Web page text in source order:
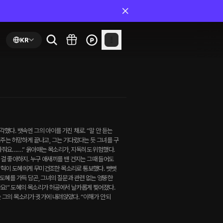
KR
했다. 뱃속엔 그의 아이를 가진 채로. “말 안 듣는
는 허망하게 끝나고, 그는 기다렸다는 듯 그녀를 구
줘요…….” 옭아매는 목소리가, 지독히도 위험했다.
좋아하지. 누구 애새끼를 밴 건지는 그때 들어도
이 도혜에게 무미건조한 목소리로 통보했다. 뻣뻣
를 가득 담곤, 그녀의 질문과 관련 없는 엉뚱한
!” 도혜의 목소리가 허공에서 날카롭게 찢어졌다.
의 목소리가 귓가에 내려앉았다. “이해가 안 되